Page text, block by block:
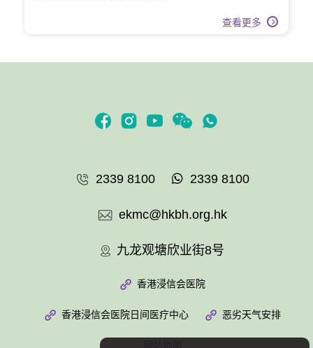
查看更多
2339 8100 2339 8100
ekmc@hkbh.org.hk
九龙观塘欣业街8号
香港浸信会医院
香港浸信会医院日间医疗中心 恶劣天气安排